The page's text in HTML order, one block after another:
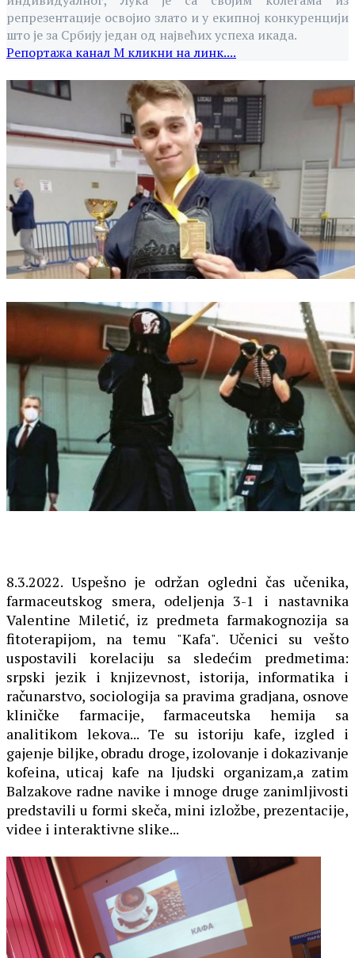
репрезентације освојио злато и у екипној конкуренцији
што је за Србију један од највећих успеха икада.
Репортажа канал М кликни на линк....
8.3.2022. Uspešno je održan ogledni čas učenika,
farmaceutskog smera, odeljenja 3-1 i nastavnika
Valentine Miletić, iz predmeta farmakognozija sa
fitoterapijom, na temu "Kafa". Učenici su vešto
uspostavili korelaciju sa sledećim predmetima:
srpski jezik i knjizevnost, istorija, informatika i
računarstvo, sociologija sa pravima gradjana, osnove
kliničke farmacije, farmaceutska hemija sa
analitikom lekova... Te su istoriju kafe, izgled i
gajenje biljke, obradu droge, izolovanje i dokazivanje
kofeina, uticaj kafe na ljudski organizam,a zatim
Balzakove radne navike i mnoge druge zanimljivosti
predstavili u formi skeča, mini izložbe, prezentacije,
videe i interaktivne slike...